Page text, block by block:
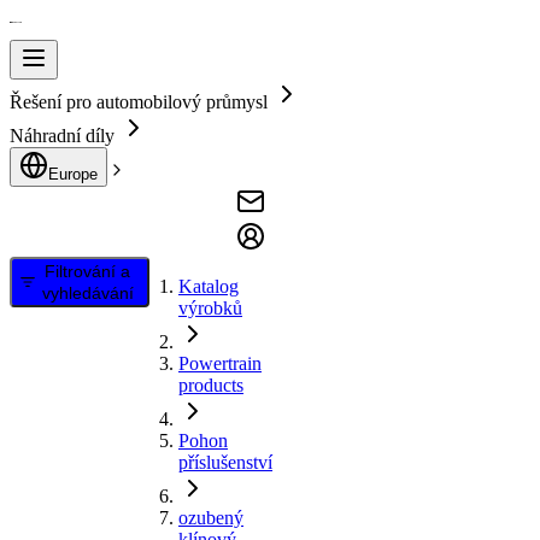
Řešení pro automobilový průmysl
Náhradní díly
Europe
Filtrování a
vyhledávání
Katalog
výrobků
Powertrain
products
Pohon
příslušenství
ozubený